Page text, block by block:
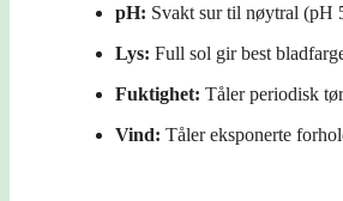
pH: Svakt sur til nøytral (pH
Lys: Full sol gir best
Fuktighet: Tåler periodisk
Vind: Tåler eksponerte